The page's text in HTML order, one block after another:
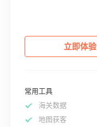
立即体验
常用工具
海关数据
地图获客